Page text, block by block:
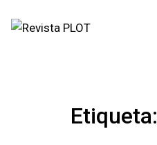
Etiqueta: